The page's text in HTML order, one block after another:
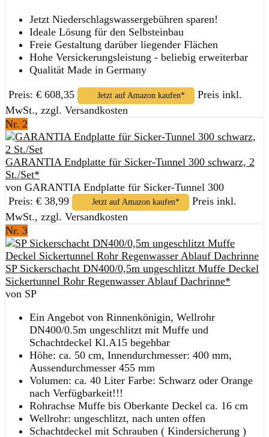
Jetzt Niederschlagswassergebühren sparen!
Ideale Lösung für den Selbsteinbau
Freie Gestaltung darüber liegender Flächen
Hohe Versickerungsleistung - beliebig erweiterbar
Qualität Made in Germany
Preis: € 608,35 Jetzt auf Amazon kaufen*
Preis inkl.
MwSt., zzgl. Versandkosten
Nr. 2
GARANTIA Endplatte für Sicker-Tunnel 300 schwarz, 2
St./Set*
von GARANTIA Endplatte für Sicker-Tunnel 300
Preis: € 38,99
Jetzt auf Amazon kaufen*
Preis inkl.
MwSt., zzgl. Versandkosten
Nr. 3
SP Sickerschacht DN400/0,5m ungeschlitzt Muffe Deckel
Sickertunnel Rohr Regenwasser Ablauf Dachrinne*
von SP
Ein Angebot von Rinnenkönigin, Wellrohr
DN400/0.5m ungeschlitzt mit Muffe und
Schachtdeckel Kl.A15 begehbar
Höhe: ca. 50 cm, Innendurchmesser: 400 mm,
Aussendurchmesser 455 mm
Volumen: ca. 40 Liter Farbe: Schwarz oder Orange
nach Verfügbarkeit!!!
Rohrachse Muffe bis Oberkante Deckel ca. 16 cm
Wellrohr: ungeschlitzt, nach unten offen
Schachtdeckel mit Schrauben ( Kindersicherung )